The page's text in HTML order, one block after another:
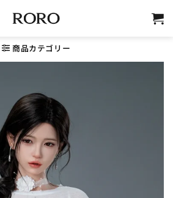
商品カテゴリー